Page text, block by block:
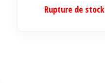
Rupture de stock